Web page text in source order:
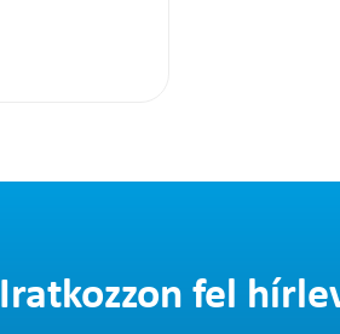
Iratkozzon fel